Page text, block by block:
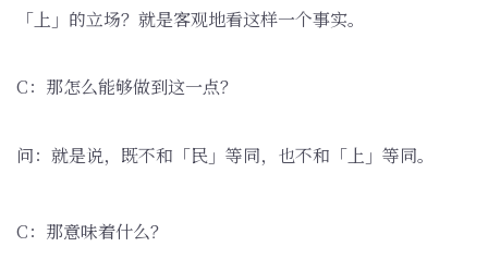
「上」的立场？就是客观地看这样一个事实。
C：那怎么能够做到这一点？
问：就是说，既不和「民」等同，也不和「上」等同。
C：那意味着什么？